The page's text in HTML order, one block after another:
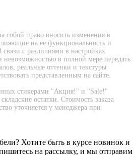
собой право вносить изменения в
на ее функциональность и
с различиями в настройках
невозможностью в полной мере передать
реальные оттенки и текстуры
представленным на сайте.
стикерами "Акция!" и "Sаle!"
остатки. Стоимость заказа
уточняется у менеджера при
Хотите быть в курсе новинок и
на рассылку, и мы отправим